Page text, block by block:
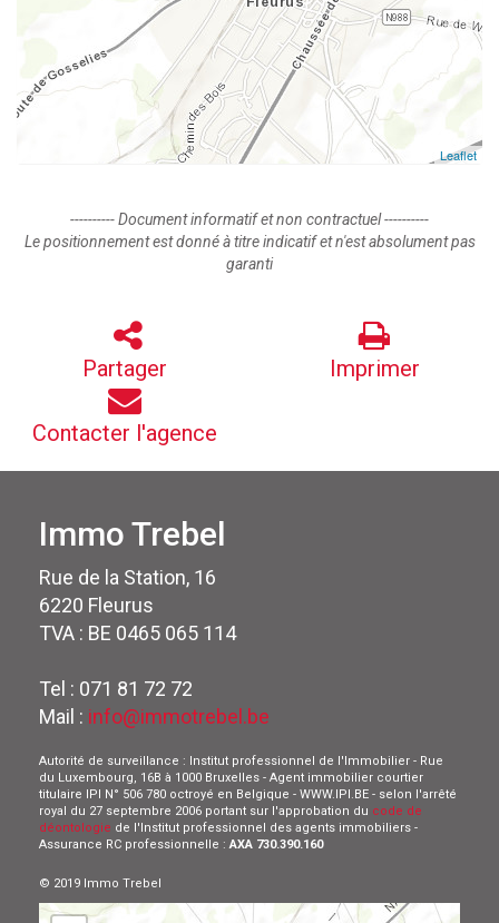
Leaflet
---------- Document informatif et non contractuel ----------
Le positionnement est donné à titre indicatif et n'est absolument pas
garanti
Partager Imprimer
Contacter l'agence
Immo Trebel
Rue de la Station, 16
6220 Fleurus
TVA : BE 0465 065 114
Tel : 071 81 72 72
Mail : info@immotrebel.be
Autorité de surveillance : Institut professionnel de l'Immobilier - Rue
du Luxembourg, 16B à 1000 Bruxelles - Agent immobilier courtier
titulaire IPI N° 506 780 octroyé en Belgique - WWW.IPI.BE - selon l'arrêté
royal du 27 septembre 2006 portant sur l'approbation du code de
déontologie de l'Institut professionnel des agents immobiliers -
Assurance RC professionnelle :AXA 730.390.160
© 2019 Immo Trebel